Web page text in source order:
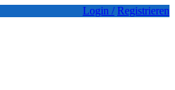
Login / Registrieren